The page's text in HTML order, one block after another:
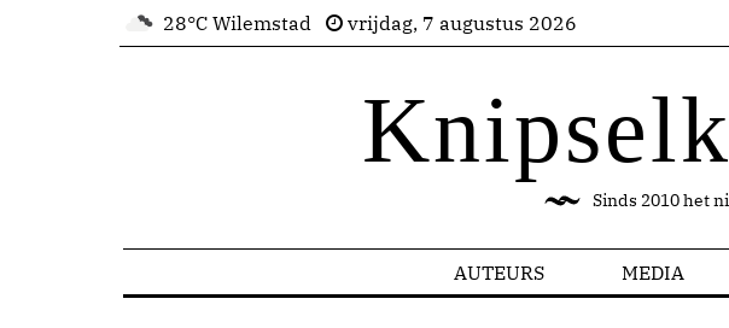
28°C Wilemstad vrijdag, 7 augustus 2026
Sinds 2010 het
AUTEURS MEDIA